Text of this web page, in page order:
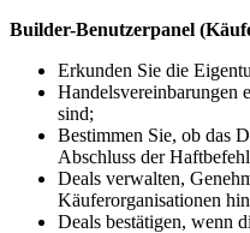
Builder-Benutzerpanel
Erkunden Sie die
Handelsvereinbarungen
sind;
Bestimmen Sie, ob das
Abschluss der
Deals verwalten,
Käuferorganisationen
Deals bestätigen, wenn